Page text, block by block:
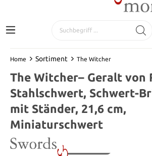
Home Sortiment The Witcher
The Witcher– Geralt von
Stahlschwert, Schwert-
mit Ständer, 21,6 cm,
Miniaturschwert